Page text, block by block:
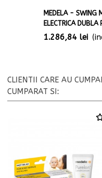
MEDELA -
ELECTRICA DUBLA
1.286,84 lei
CLIENTII CARE AU
CUMPARAT SI: